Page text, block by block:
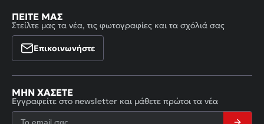
ΠΕΊΤΕ ΜΑΣ
Στείλτε μας τα νέα, τις φωτογραφίες και τα σχόλιά σας
Επικοινωνήστε
ΜΗΝ ΧΆΣΕΤΕ
Εγγραφείτε στο newsletter και μάθετε πρώτοι τα νέα